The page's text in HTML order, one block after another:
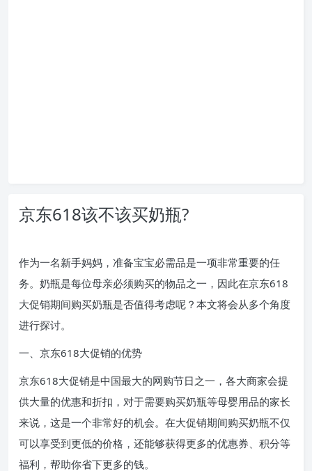
京东618该不该买奶瓶?
作为一名新手妈妈，准备宝宝必需品是一项非常重要的任
务。奶瓶是每位母亲必须购买的物品之一，因此在京东618
大促销期间购买奶瓶是否值得考虑呢？本文将会从多个角度
进行探讨。
一、京东618大促销的优势
京东618大促销是中国最大的网购节日之一，各大商家会提
供大量的优惠和折扣，对于需要购买奶瓶等母婴用品的家长
来说，这是一个非常好的机会。在大促销期间购买奶瓶不仅
可以享受到更低的价格，还能够获得更多的优惠券、积分等
福利，帮助你省下更多的钱。